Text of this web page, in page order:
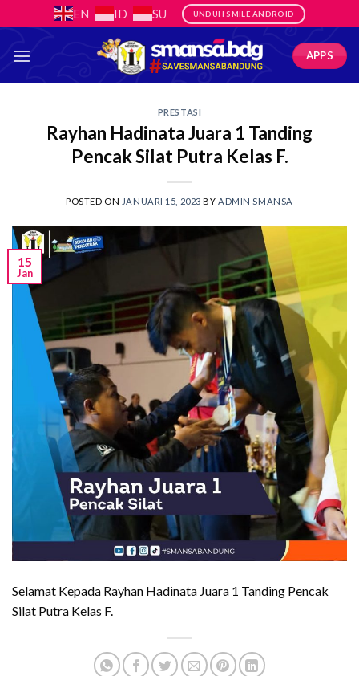
to
content
EN ID SU UNDUH SMILE ANDROID
APPS
PRESTASI
Rayhan Hadinata Juara 1 Tanding
Pencak Silat Putra Kelas F.
POSTED ON JANUARI 15, 2023 BY ADMIN SMANSA
15
Jan
Selamat Kepada Rayhan Hadinata Juara 1 Tanding Pencak
Silat Putra Kelas F.